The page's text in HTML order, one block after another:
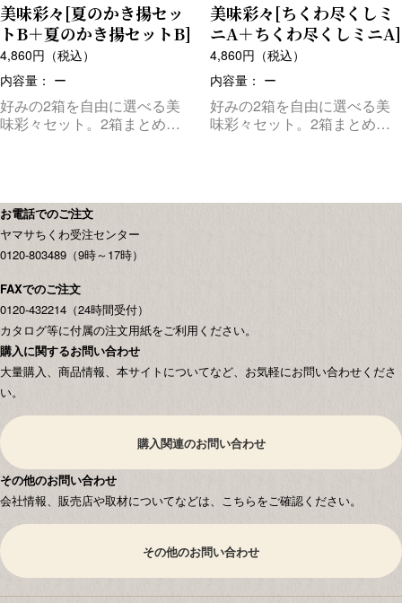
美味彩々[夏のかき揚セッ
トB＋夏のかき揚セットB]
4,860円（税込）
内容量： ー
好みの2箱を自由に選べる美
味彩々セット。2箱まとめて
美味彩々[ちくわ尽くしミ
ニA＋ちくわ尽くしミニA]
4,860円（税込）
内容量： ー
好みの2箱を自由に選べる美
味彩々セット。2箱まとめて
お電話でのご注文
ヤマサちくわ受注センター
0120-803489（9時～17時）
FAXでのご注文
0120-432214（24時間受付）
カタログ等に付属の注文用紙をご利用ください。
購入に関するお問い合わせ
大量購入、商品情報、本サイトについてなど、お気軽にお問い合わせくださ
い。
購入関連のお問い合わせ
その他のお問い合わせ
会社情報、販売店や取材についてなどは、こちらをご確認ください。
その他のお問い合わせ